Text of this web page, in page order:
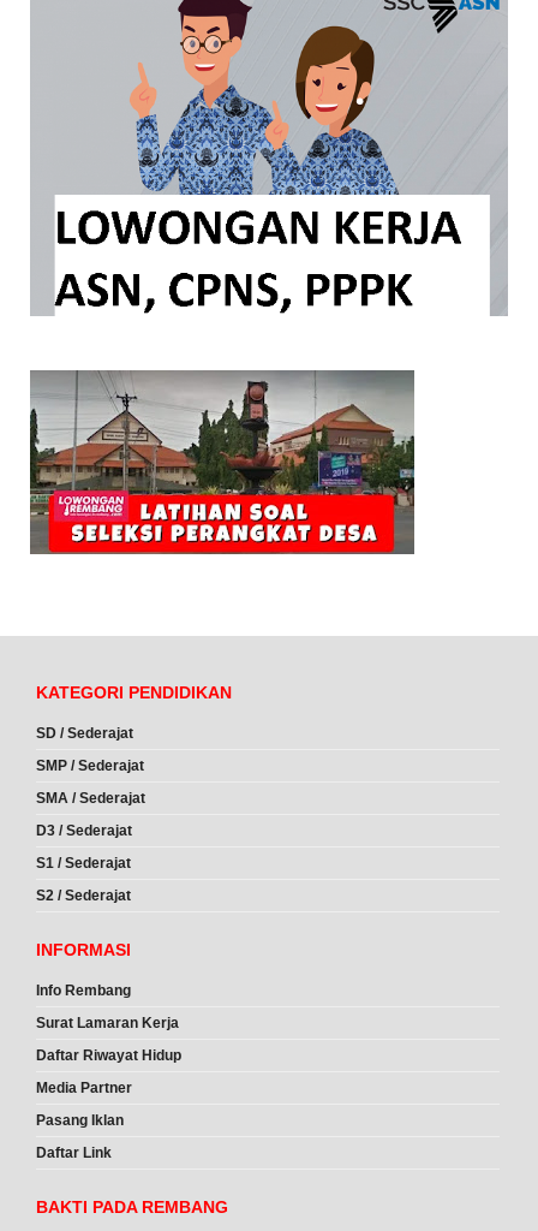
KATEGORI PENDIDIKAN
SD / Sederajat
SMP / Sederajat
SMA / Sederajat
D3 / Sederajat
S1 / Sederajat
S2 / Sederajat
INFORMASI
Info Rembang
Surat Lamaran Kerja
Daftar Riwayat Hidup
Media Partner
Pasang Iklan
Daftar Link
BAKTI PADA REMBANG